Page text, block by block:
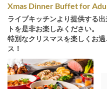
Xmas Dinner Buffet for
ライブキッチンより提供する
トを是非お楽しみください。
特別なクリスマスを楽しくお
ス！